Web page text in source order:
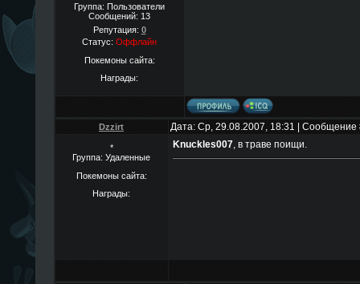
Группа: Пользователи
Сообщений: 13
Репутация: 0
Статус: Оффлайн
Покемоны сайта:
Награды:
Dzzirt Дата: Ср, 29.08.2007, 18:31 | Сообщение
*
Группа: Удаленные
Покемоны сайта:
Награды:
Knuckles007, в траве поищи.